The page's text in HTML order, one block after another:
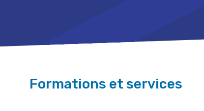
Formations et services